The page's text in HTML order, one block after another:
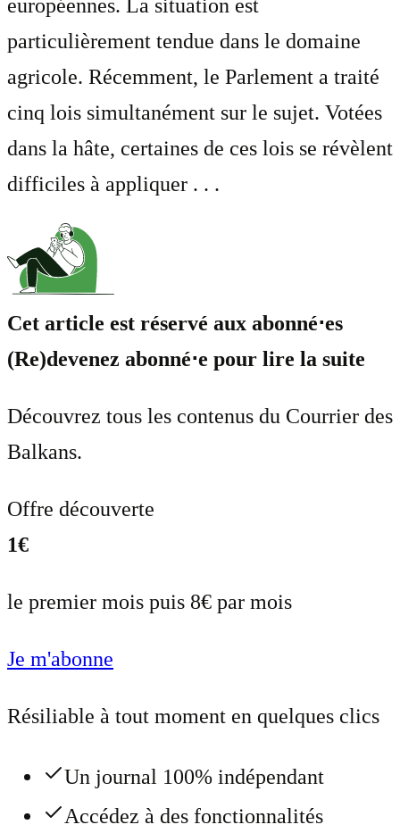
européennes. La situation est
particulièrement tendue dans le domaine
agricole. Récemment, le Parlement a traité
cinq lois simultanément sur le sujet. Votées
dans la hâte, certaines de ces lois se révèlent
difficiles à appliquer . . .
Cet article est réservé aux abonné⋅es
(Re)devenez abonné⋅e pour lire la suite
Découvrez tous les contenus du Courrier des
Balkans.
Offre découverte
1€
le premier mois puis 8€ par mois
Je m'abonne
Résiliable à tout moment en quelques clics
Un journal 100% indépendant
Accédez à des fonctionnalités